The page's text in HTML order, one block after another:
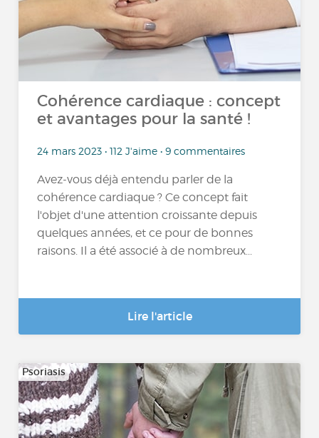
Cohérence cardiaque : concept
et avantages pour la santé !
24 mars 2023 • 112 J'aime • 9 commentaires
Avez-vous déjà entendu parler de la
cohérence cardiaque ? Ce concept fait
l'objet d'une attention croissante depuis
quelques années, et ce pour de bonnes
raisons. Il a été associé à de nombreux...
Lire l'article
Psoriasis